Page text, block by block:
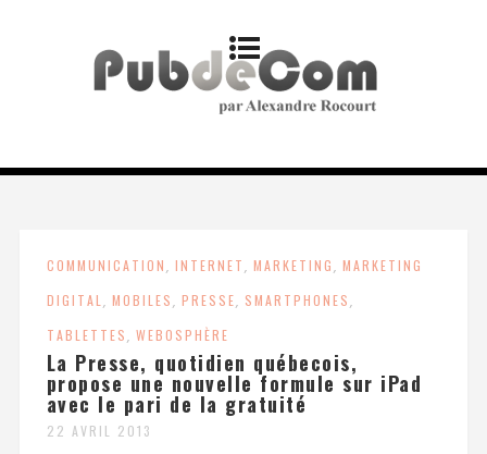
COMMUNICATION, INTERNET, MARKETING, MARKETING
DIGITAL , MOBILES, PRESSE, SMARTPHONES,
TABLETTES, WEBOSPHÈRE
La Presse, quotidien québecois,
propose une nouvelle formule sur iPad
avec le pari de la gratuité
22 AVRIL 2013